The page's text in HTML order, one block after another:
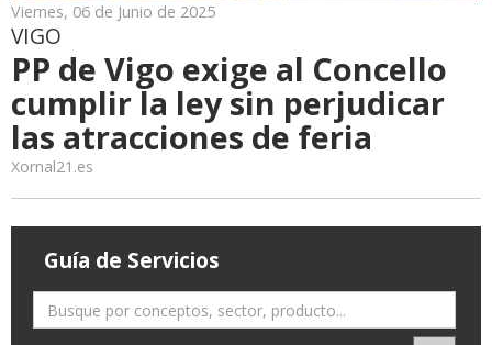
Viernes, 06 de Junio de 2025
VIGO
PP de Vigo exige al Concello
cumplir la ley sin perjudicar
las atracciones de feria
Xornal21.es
Guía de Servicios